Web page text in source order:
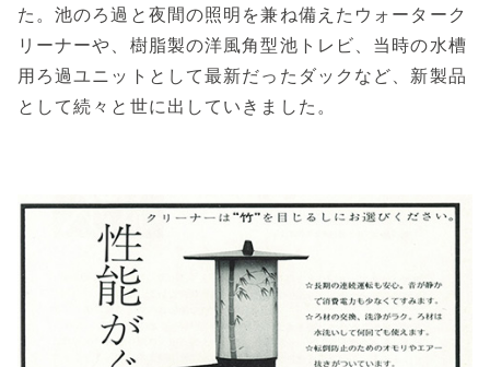
た。池のろ過と夜間の照明を兼ね備えたウォーターク
リーナーや、樹脂製の洋風角型池トレビ、当時の水槽
用ろ過ユニットとして最新だったダックなど、新製品
として続々と世に出していきました。